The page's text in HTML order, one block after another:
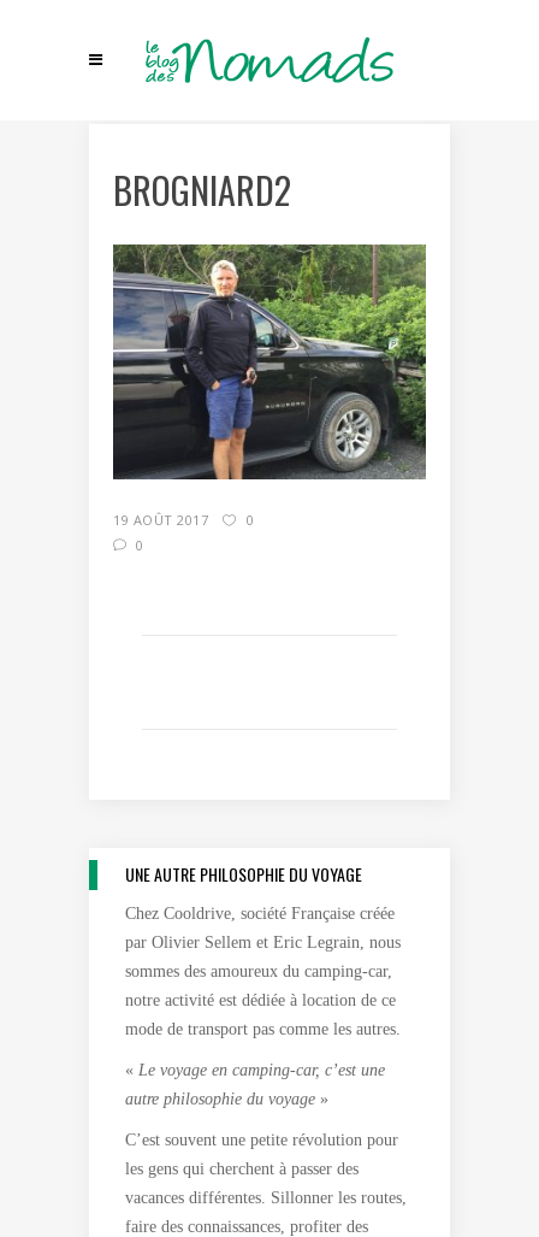
BROGNIARD2
19 AOÛT 2017
0
0
UNE AUTRE PHILOSOPHIE DU VOYAGE
Chez Cooldrive, société Française créée
par Olivier Sellem et Eric Legrain, nous
sommes des amoureux du camping-car,
notre activité est dédiée à location de ce
mode de transport pas comme les autres.
« Le voyage en camping-car, c’est une
autre philosophie du voyage »
C’est souvent une petite révolution pour
les gens qui cherchent à passer des
vacances différentes. Sillonner les routes,
faire des connaissances, profiter des